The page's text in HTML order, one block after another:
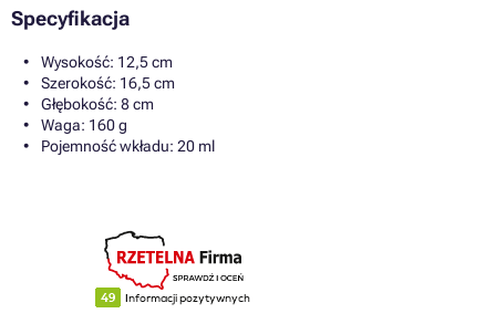
Specyfikacja
Wysokość: 12,5 cm
Szerokość: 16,5 cm
Głębokość: 8 cm
Waga: 160 g
Pojemność wkładu: 20 ml